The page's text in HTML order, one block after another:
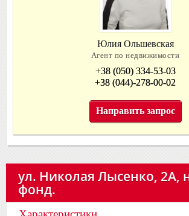
Юлия Ольшевская
Агент по недвижимости
+38 (050) 334-53-03
+38 (044)-278-00-02
Направить запрос
ул. Николая Лысенко, 2А,
фонд.